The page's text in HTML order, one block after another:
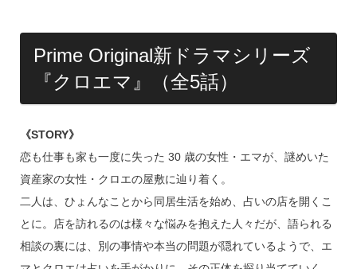
Prime Original新ドラマシリーズ
『クロエマ』（全5話）
《STORY》
恋も仕事も家も一度に失った 30 歳の女性・エマが、謎めいた
資産家の女性・クロエの屋敷に辿り着く。
二人は、ひょんなことから同居生活を始め、占いの店を開くこ
とに。店を訪れるのは様々な悩みを抱えた人々だが、語られる
相談の裏には、別の事情や本当の問題が隠れているようで、エ